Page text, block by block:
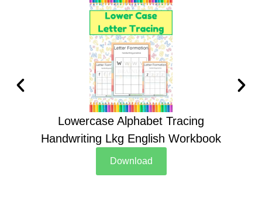
Lowercase Alphabet Tracing
Handwriting Lkg English Workbook
Download